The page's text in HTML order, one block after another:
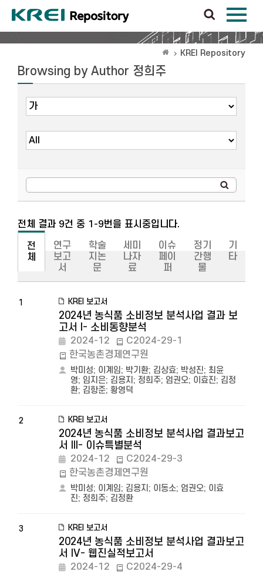
KREI Repository
Browsing by Author 정희주
전체 결과 9건 중 1-9번을 표시중입니다.
전
체
연구
보고
서
학술
지논
문
세미
나자
료
이슈
페이
퍼
정기
간행
물
기
타
1 KREI 보고서
2024년 농식품 소비정보 분석사업 결과 보
고서 I- 소비동향분석
2024-12
C2024-29-1
한국농촌경제연구원
박미성; 이계임; 박기환; 김상효; 박성진; 최윤
영; 임지은; 김용지 ; 정희주; 엄권오; 이효진; 김정
환; 김항준; 황영덕
2 KREI 보고서
2024년 농식품 소비정보 분석사업 결과보고
서 III- 이슈특별분석
2024-12
C2024-29-3
한국농촌경제연구원
박미성; 이계임; 김용지 ; 이동소; 엄권오; 이효
진; 정희주; 김정환
3 KREI 보고서
2024년 농식품 소비정보 분석사업 결과보고
서 IV- 웹진실적보고서
2024-12
C2024-29-4